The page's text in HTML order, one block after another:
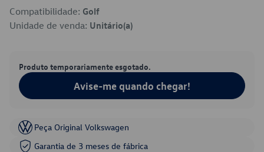
Compatibilidade: Golf
Unidade de venda: Unitário(a)
Produto temporariamente esgotado.
Avise-me quando chegar!
Peça Original Volkswagen
Garantia de 3 meses de fábrica